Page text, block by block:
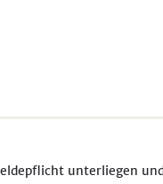
unterliegen